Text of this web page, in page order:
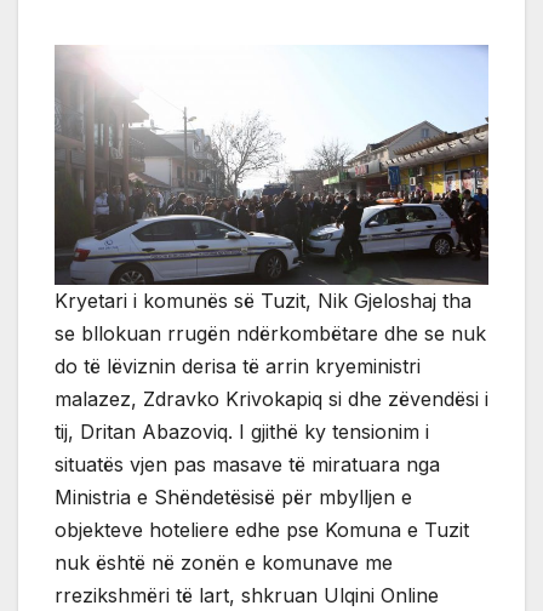
Kryetari i komunës së Tuzit, Nik Gjeloshaj tha
se bllokuan rrugën ndërkombëtare dhe se nuk
do të lëviznin derisa të arrin kryeministri
malazez, Zdravko Krivokapiq si dhe zëvendësi i
tij, Dritan Abazoviq. I gjithë ky tensionim i
situatës vjen pas masave të miratuara nga
Ministria e Shëndetësisë për mbylljen e
objekteve hoteliere edhe pse Komuna e Tuzit
nuk është në zonën e komunave me
rrezikshmëri të lart, shkruan Ulqini Online